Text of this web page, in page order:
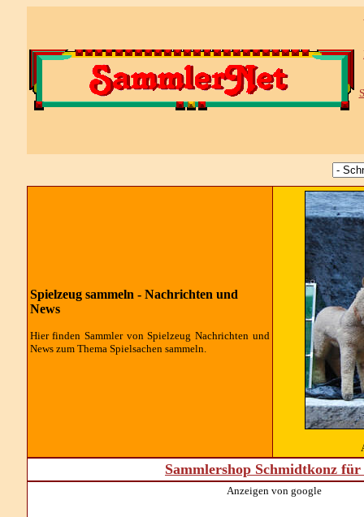
Spielzeug sammeln - Nachrichten und
News
Hier finden Sammler von Spielzeug Nachrichten und
News zum Thema Spielsachen sammeln.
Sammlershop Schmidtkonz
Anzeigen von google